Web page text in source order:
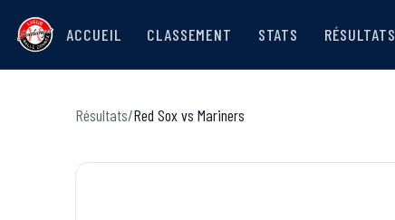
ACCUEIL CLASSEMENT STATS RÉSULTATS
Résultats/Red Soxvs Mariners